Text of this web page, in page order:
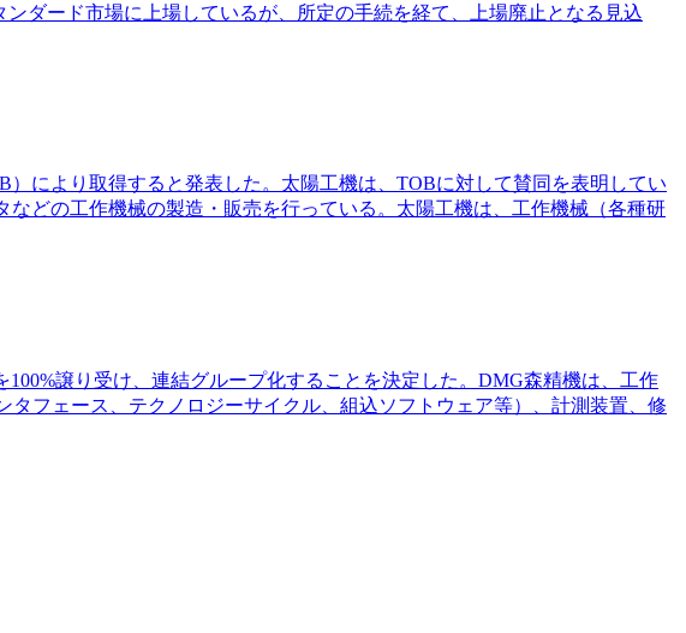
ダード市場に上場しているが、所定の手続を経て、上場廃止となる見込
により取得すると発表した。太陽工機は、TOBに対して賛同を表明してい
どの工作機械の製造・販売を行っている。太陽工機は、工作機械（各種研
譲り受け、連結グループ化することを決定した。DMG森精機は、工作
フェース、テクノロジーサイクル、組込ソフトウェア等）、計測装置、修